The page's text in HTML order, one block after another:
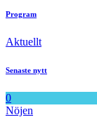
Program
Aktuellt
Senaste nytt
0
Nöjen